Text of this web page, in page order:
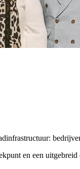
en een